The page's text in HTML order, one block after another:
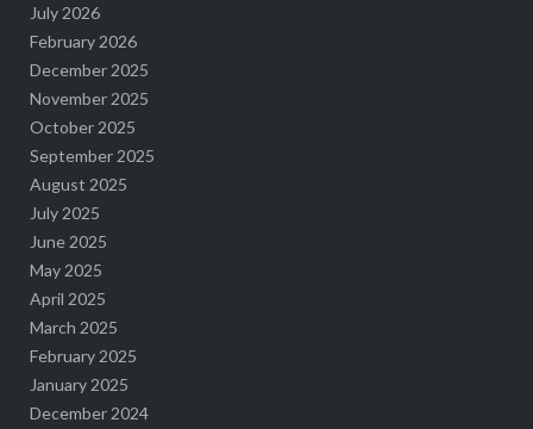
July 2026
February 2026
December 2025
November 2025
October 2025
September 2025
August 2025
July 2025
June 2025
May 2025
April 2025
March 2025
February 2025
January 2025
December 2024